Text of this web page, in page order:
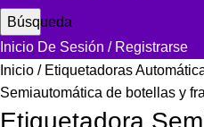
Búsqueda
Inicio De Sesión / Registrarse
Inicio
Etiquetadoras
Semiautomática de botellas y
Etiquetadora